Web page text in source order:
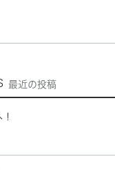
最近の投稿